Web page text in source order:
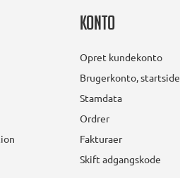
Konto
Opret kundekonto
Brugerkonto, startside
Stamdata
Ordrer
Fakturaer
Skift adgangskode